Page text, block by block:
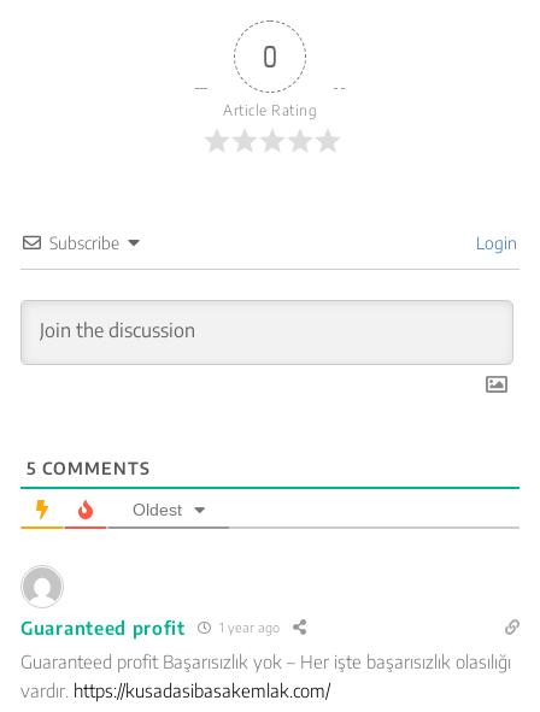
0
Article Rating
Subscribe Login
5 COMMENTS
Oldest
Guaranteed profit 1 year ago
Guaranteed profit Başarısızlık yok – Her işte başarısızlık olasılığı
vardır. https://kusadasibasakemlak.com/